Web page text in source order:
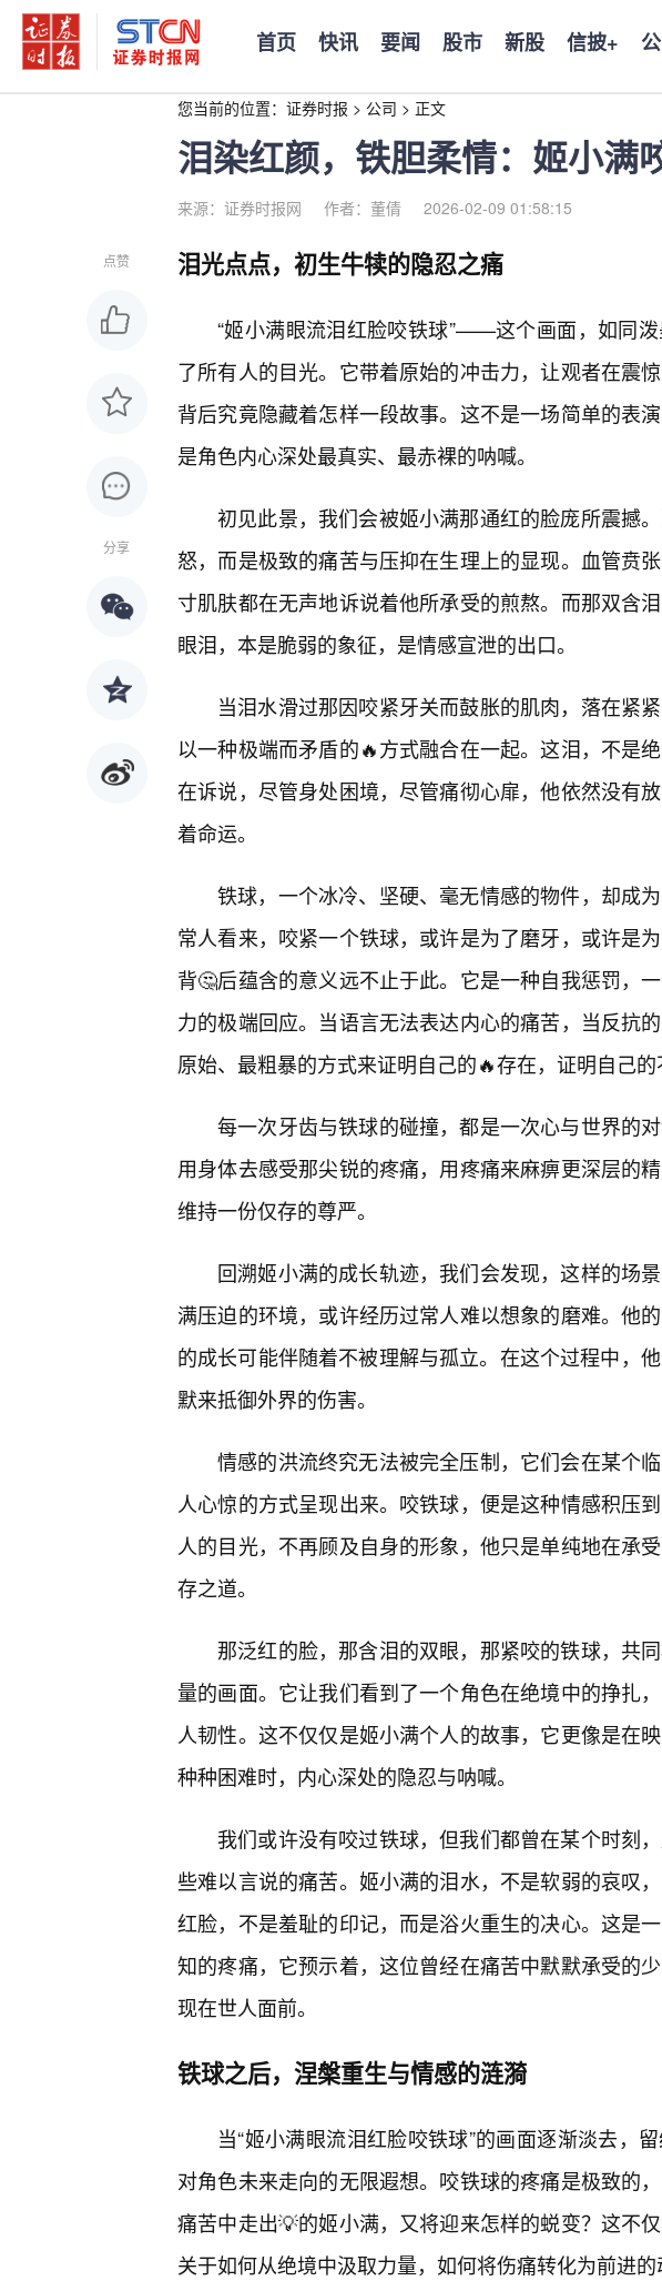
首页 快讯 要闻 股市 新股 信披+
您当前的位置： 证券时报 > 公司 > 正文
泪染红颜，铁胆柔情：姬小满
来源：证券时报网 作者：董倩 2026-02-09 01:58:15
点赞
分享
泪光点点，初生牛犊的隐忍之痛
“姬小满眼流泪红脸咬铁球”——这个画面，如同
了所有人的目光。它带着原始的冲击力，让观者在震
背后究竟隐藏着怎样一段故事。这不是一场简单的表
是角色内心深处最真实、最赤裸的呐喊。
初见此景，我们会被姬小满那通红的脸庞所震撼
怒，而是极致的痛苦与压抑在生理上的显现。血管贲
寸肌肤都在无声地诉说着他所承受的煎熬。而那双含
眼泪，本是脆弱的象征，是情感宣泄的出口。
当泪水滑过那因咬紧牙关而鼓胀的肌肉，落在紧
以一种极端而矛盾的🔥方式融合在一起。这泪，不是
在诉说，尽管身处困境，尽管痛彻心扉，他依然没有
着命运。
铁球，一个冰冷、坚硬、毫无情感的物件，却成
常人看来，咬紧一个铁球，或许是为了磨牙，或许是
背🤔后蕴含的意义远不止于此。它是一种自我惩罚，
力的极端回应。当语言无法表达内心的痛苦，当反抗
原始、最粗暴的方式来证明自己的🔥存在，证明自己的
每一次牙齿与铁球的碰撞，都是一次心与世界的
用身体去感受那尖锐的疼痛，用疼痛来麻痹更深层的
维持一份仅存的尊严。
回溯姬小满的成长轨迹，我们会发现，这样的场
满压迫的环境，或许经历过常人难以想象的磨难。他
的成长可能伴随着不被理解与孤立。在这个过程中，
默来抵御外界的伤害。
情感的洪流终究无法被完全压制，它们会在某个
人心惊的方式呈现出来。咬铁球，便是这种情感积压
人的目光，不再顾及自身的形象，他只是单纯地在承
存之道。
那泛红的脸，那含泪的双眼，那紧咬的铁球，共
量的画面。它让我们看到了一个角色在绝境中的挣扎
人韧性。这不仅仅是姬小满个人的故事，它更像是在
种种困难时，内心深处的隐忍与呐喊。
我们或许没有咬过铁球，但我们都曾在某个时刻
些难以言说的痛苦。姬小满的泪水，不是软弱的哀叹
红脸，不是羞耻的印记，而是浴火重生的决心。这是
知的疼痛，它预示着，这位曾经在痛苦中默默承受的
现在世人面前。
铁球之后，涅槃重生与情感的涟漪
当“姬小满眼流泪红脸咬铁球”的画面逐渐淡去，
对角色未来走向的无限遐想。咬铁球的疼痛是极致的
痛苦中走出💡的姬小满，又将迎来怎样的蜕变？这不
关于如何从绝境中汲取力量，如何将伤痛转化为前进的